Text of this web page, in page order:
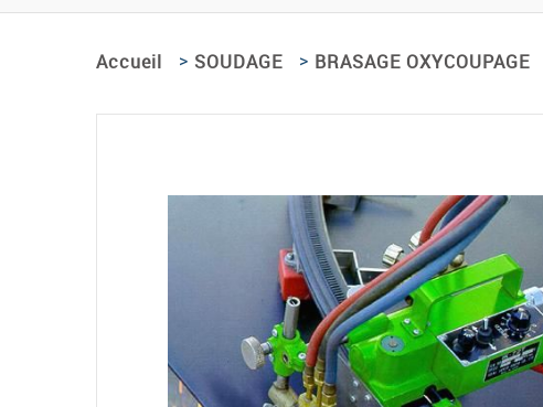
Accueil > SOUDAGE > BRASAGE OXYCOUPAGE